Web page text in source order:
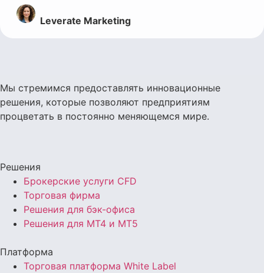
Leverate Marketing
Мы стремимся предоставлять инновационные
решения, которые позволяют предприятиям
процветать в постоянно меняющемся мире.
Решения
Брокерские услуги CFD
Торговая фирма
Решения для бэк-офиса
Решения для MT4 и MT5
Платформа
Торговая платформа White Label